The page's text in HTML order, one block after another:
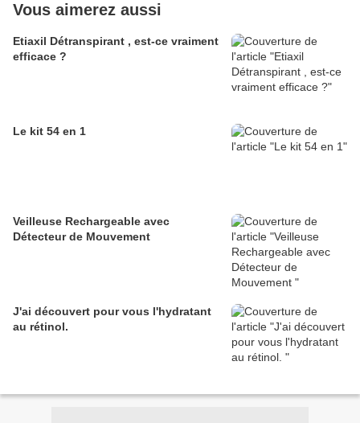
Vous aimerez aussi
Etiaxil Détranspirant , est-ce vraiment
efficace ?
Le kit 54 en 1
Veilleuse Rechargeable avec
Détecteur de Mouvement
J'ai découvert pour vous l'hydratant
au rétinol.